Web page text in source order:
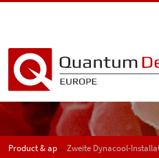
Product & application news - SPECTRUMZweite Dynacool-